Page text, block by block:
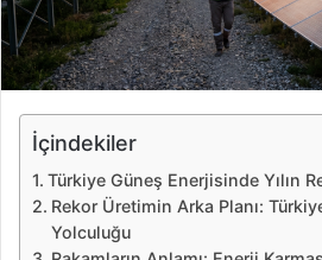
g
ö
n
m
e
İçindekiler
Türkiye Güneş Enerjisinde Yılın
Rekor Üretimin Arka Planı:
Yolculuğu